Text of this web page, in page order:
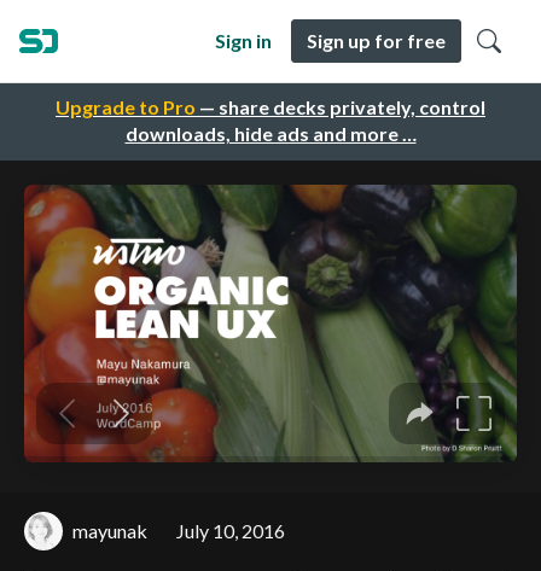
Upgrade to Pro — share decks privately, control
downloads, hide ads and more …
Sign in Sign up for free
mayunak July 10, 2016